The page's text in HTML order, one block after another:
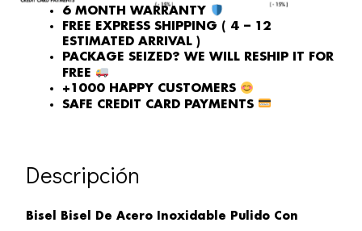
6 MONTH WARRANTY
FREE EXPRESS SHIPPING ( 4 – 12
ESTIMATED ARRIVAL )
PACKAGE SEIZED? WE WILL RESHIP IT FOR
FREE
+1000 HAPPY CUSTOMERS
SAFE CREDIT CARD PAYMENTS
Descripción
Bisel
Bisel De Acero Inoxidable Pulido Con